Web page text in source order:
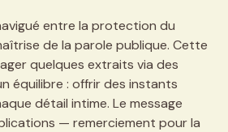
entre la protection du
de la parole publique. Cette
quelques extraits via des
équilibre : offrir des instants
détail intime. Le message
— remerciement pour la